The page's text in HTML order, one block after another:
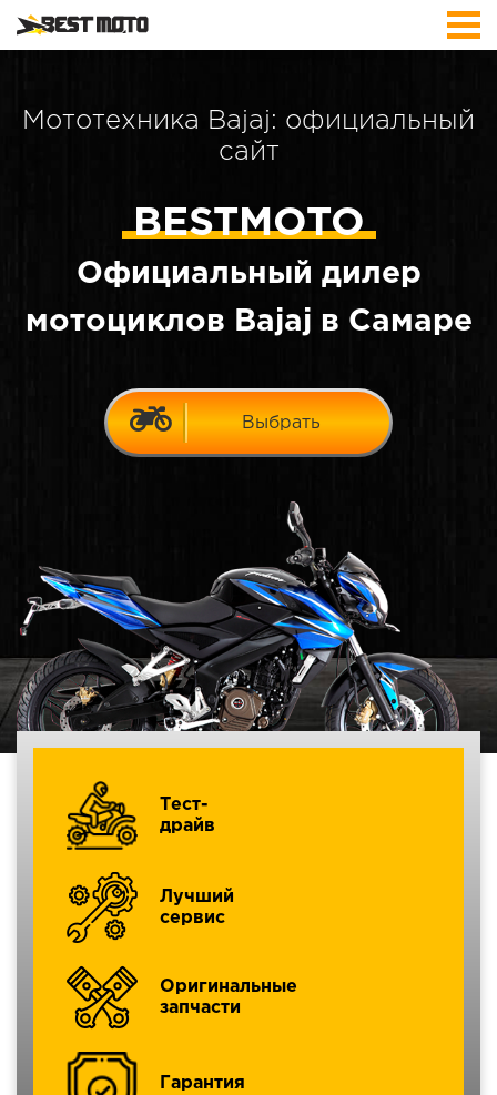
Мототехника Bajaj: официальный
сайт
BESTMOTO
Официальный дилер
мотоциклов Bajaj в Самаре
Выбрать
Тест-
драйв
Лучший
сервис
Оригинальные
запчасти
Гарантия